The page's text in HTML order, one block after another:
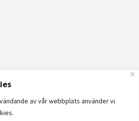
av vår webbplats använder vi